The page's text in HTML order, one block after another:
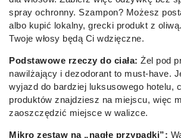
spray ochronny. Szampon? Możesz
albo kupić lokalny, grecki produkt z
Twoje włosy będą Ci wdzięczne.
Podstawowe rzeczy do ciała: Żel pod
nawilżający i dezodorant to must-have.
wyjazd do bardziej luksusowego hotelu,
produktów znajdziesz na miejscu, więc
zaoszczędzić miejsce w walizce.
Mikro zestaw na „nagłe przypadki”: